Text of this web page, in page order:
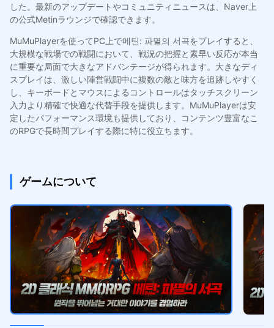
した。最新のアップデートやコミュニティニュースは、Naver上
の公式Metinラウンジで確認できます。
MuMuPlayerを使ってPC上で메틴: 파멸의 서곡をプレイすると、
大規模な戦場での戦闘において、戦況の把握と素早い反応が本当
に重要な局面で大きなアドバンテージが得られます。大きなディ
スプレイは、激しい陣営戦闘中に複数の敵と味方を追跡しやすく
し、キーボードとマウスによるコントロールはタッチスクリーン
入力より精確で快適な代替手段を提供します。MuMuPlayerは安
定したパフォーマンス環境も提供しており、コンテンツ豊富なこ
のRPGで長時間プレイする際に特に役立ちます。
ゲームについて